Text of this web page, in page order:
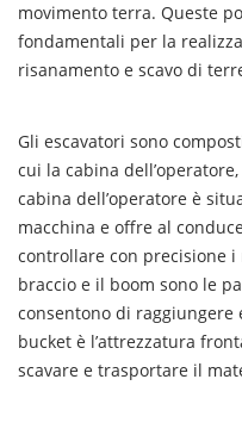
movimento terra. Queste
fondamentali per la
risanamento e scavo di
Gli escavatori sono
cui la cabina
cabina dell’operatore è
macchina e offre al
controllare con precisione i
braccio e il boom sono le
consentono di raggiungere
bucket è l’attrezzatura
scavare e trasportare il